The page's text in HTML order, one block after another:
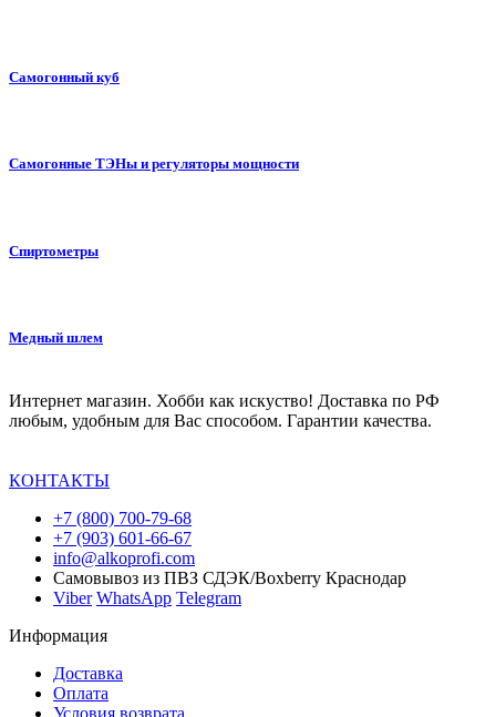
Самогонный куб
Самогонные ТЭНы и регуляторы мощности
Спиртометры
Медный шлем
Интернет магазин. Хобби как искуство! Доставка по РФ
любым, удобным для Вас способом. Гарантии качества.
КОНТАКТЫ
+7 (800) 700-79-68
+7 (903) 601-66-67
info@alkoprofi.com
Самовывоз из ПВЗ СДЭК/Boxberry Краснодар
Viber WhatsApp Telegram
Информация
Доставка
Оплата